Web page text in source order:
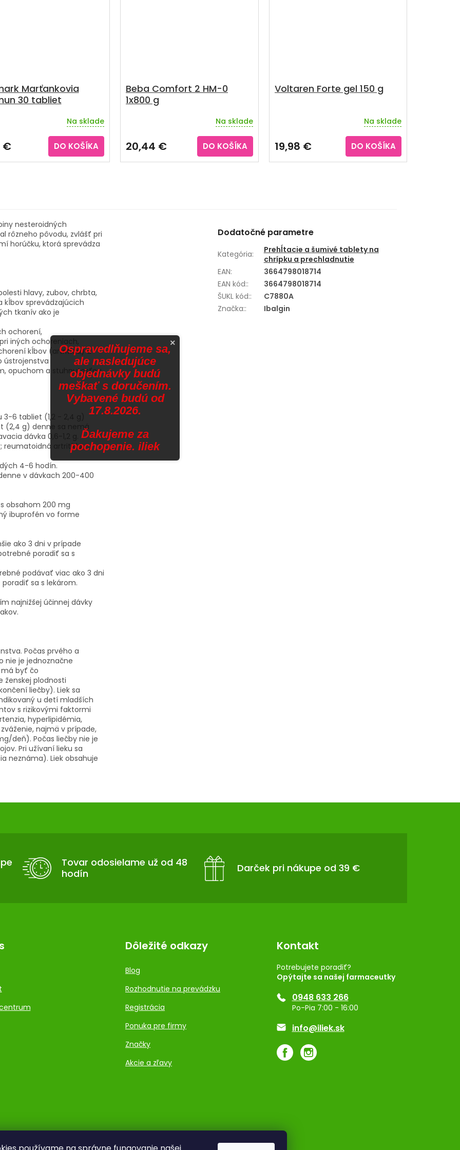
Marťankovia
30 tabliet
Na sklade
€ DO KOŠÍKA
Beba Comfort 2 HM-0
1x800 g
produktu
je
5,0
Na sklade
20,44 € DO KOŠÍKA
Voltaren Forte gel 150 g
produktu
je
3,5
Na sklade
19,98 € DO KOŠÍKA
nesteroidných
rôzneho pôvodu, zvlášť pri
horúčku, ktorá sprevádza
hlavy, zubov, chrbta,
kĺbov sprevádzajúcich
tkanív ako je
ochorení,
iných ochoreniach,
kĺbov (artritída) a
ústrojenstva
opuchom a stuhnutosťou
6 tabliet (1,2 - 2,4 g)
(2,4 g) denne sa nemá
dávka 0,6-1,2 g.
reumatoidná artritída
4-6 hodín.
v dávkach 200-400
obsahom 200 mg
ibuprofén vo forme
ako 3 dni v prípade
poradiť sa s
podávať viac ako 3 dni
sa s lekárom.
najnižšej účinnej dávky
Počas prvého a
nie je jednoznačne
byť čo
ženskej plodnosti
liečby). Liek sa
u detí mladších
s rizikovými faktormi
hyperlipidémia,
najmä v prípade,
deň). Počas liečby nie je
Pri užívaní lieku sa
neznáma). Liek obsahuje
Dodatočné parametre
Kategória:
Prehĺtacie a šumivé tablety na
chrípku a prechladnutie
EAN:
3664798018714
EAN kód::
3664798018714
ŠUKL kód::
C7880A
Značka:: Ibalgin
Tovar odosielame už od 48
hodín
Darček pri nákupe od 39 €
Dôležité odkazy
Blog
Rozhodnutie na prevádzku
Registrácia
Ponuka pre firmy
Značky
Akcie a zľavy
Kontakt
Potrebujete poradiť?
Opýtajte sa našej farmaceutky
0948 633 266
Po-Pia 7:00 - 16:00
info@iliek.sk
×
Ospravedlňujeme sa,
ale nasledujúce
objednávky budú
meškať s doručením.
Vybavené budú od
17.8.2026.
Ďakujeme za
pochopenie. iliek